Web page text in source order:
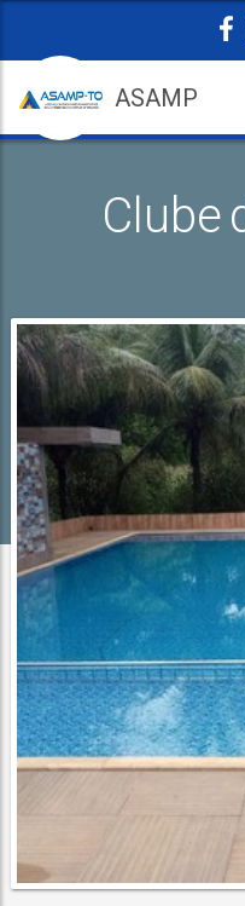
ASAMP
Clube